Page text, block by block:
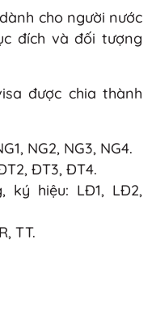
cho người nước
đích và đối tượng
được chia thành
NG2, NG3, NG4.
ĐT3, ĐT4.
ký hiệu: LĐ1, LĐ2,
TT.